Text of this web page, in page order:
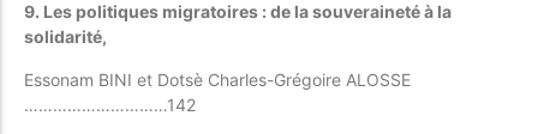
9. Les politiques migratoires : de la souveraineté à la
solidarité,
Essonam BINI et Dotsè Charles-Grégoire ALOSSE
…………………………142